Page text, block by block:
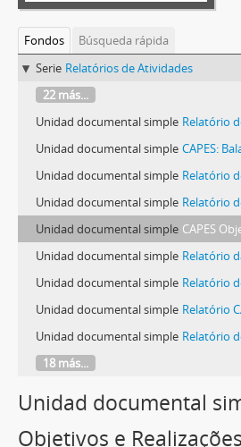
Fondos
Búsqueda rápida
Serie Relatórios de Atividades
22 más...
Unidad documental simple Relatório
Unidad documental simple CAPES:
Unidad documental simple Relatório
Unidad documental simple Relatório
Unidad documental simple CAPES
Unidad documental simple Relatório
Unidad documental simple Relatório
Unidad documental simple Relatório
Unidad documental simple Relatório
18 más...
Unidad documental
Objetivos e